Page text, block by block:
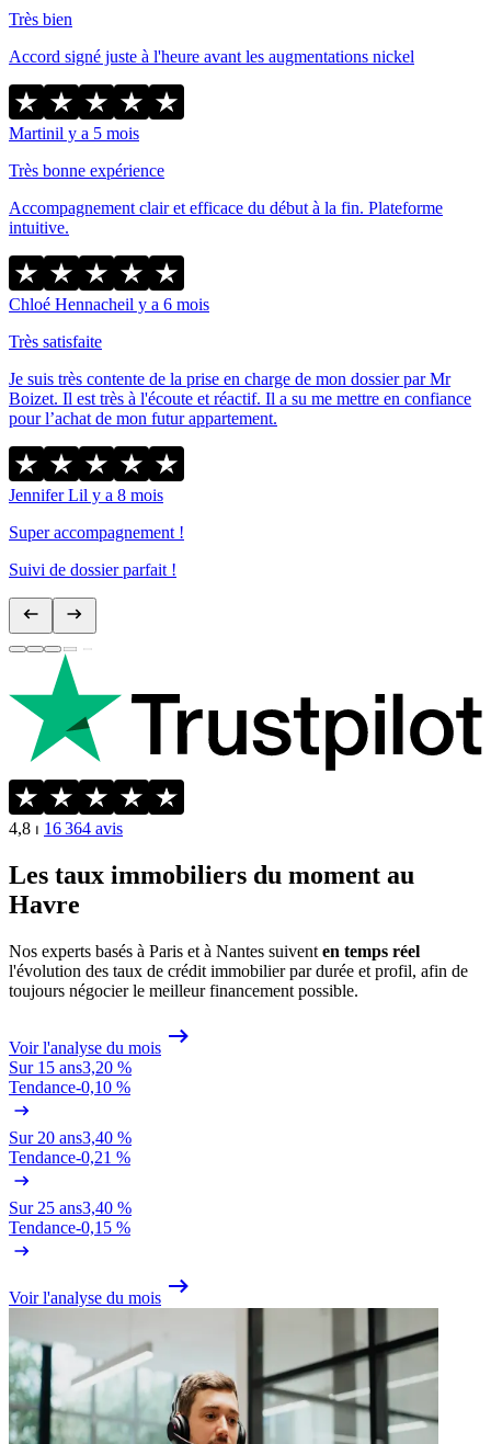
Très bien
Accord signé juste à l'heure avant les augmentations nickel
Martinil y a 5 mois
Très bonne expérience
Accompagnement clair et efficace du début à la fin. Plateforme
intuitive.
Chloé Hennacheil y a 6 mois
Très satisfaite
Je suis très contente de la prise en charge de mon dossier par Mr
Boizet. Il est très à l'écoute et réactif. Il a su me mettre en confiance
pour l’achat de mon futur appartement.
Jennifer Lil y a 8 mois
Super accompagnement !
Suivi de dossier parfait !
4,8 ⏐ 16 364 avis
Les taux immobiliers du moment au
Havre
Nos experts basés à Paris et à Nantes suivent en temps réel
l'évolution des taux de crédit immobilier par durée et profil, afin de
toujours négocier le meilleur financement possible.
Voir l'analyse du mois
Sur 15 ans3,20 %
Tendance-0,10 %
Sur 20 ans3,40 %
Tendance-0,21 %
Sur 25 ans3,40 %
Tendance-0,15 %
Voir l'analyse du mois